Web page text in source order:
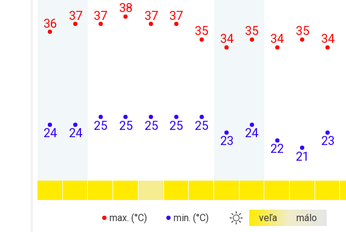
24
36
24
37
25
37
25
38
25
37
25
37
25
35
23
34
24
35
22
34
21
35
23
34
max. (°C) min. (°C) veľa málo